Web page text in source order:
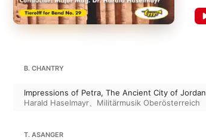
B. CHANTRY
Impressions of Petra, The Ancient City of Jordan
Harald Haselmayr
Militärmusik Oberösterreich
T. ASANGER